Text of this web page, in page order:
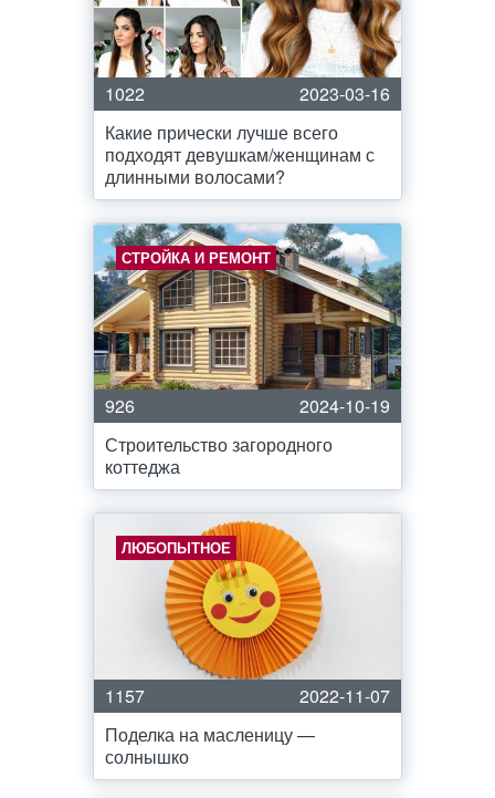
1022
2023-03-16
Какие прически лучше всего
подходят девушкам/женщинам с
длинными волосами?
СТРОЙКА И РЕМОНТ
926
2024-10-19
Строительство загородного
коттеджа
ЛЮБОПЫТНОЕ
1157
2022-11-07
Поделка на масленицу —
солнышко